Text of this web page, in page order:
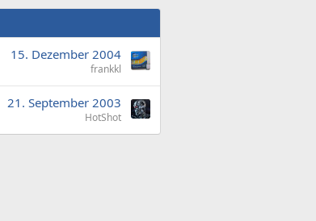
15. Dezember 2004
frankkl
21. September 2003
HotShot